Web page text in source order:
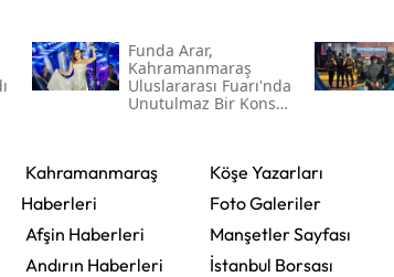
Funda Arar,
Kahramanmaraş
Uluslararası Fuarı'nda
Unutulmaz Bir Konser
Kahramanmaraş
Haberleri
Afşin Haberleri
Andırın Haberleri
Köşe Yazarları
Foto Galeriler
Manşetler Sayfası
İstanbul Borsası